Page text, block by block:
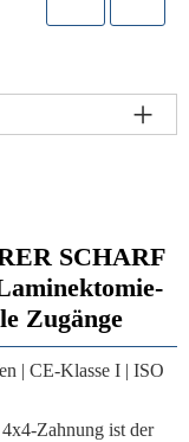
SCHARF
Zugänge
| CE-Klasse I | ISO
Zahnung ist der